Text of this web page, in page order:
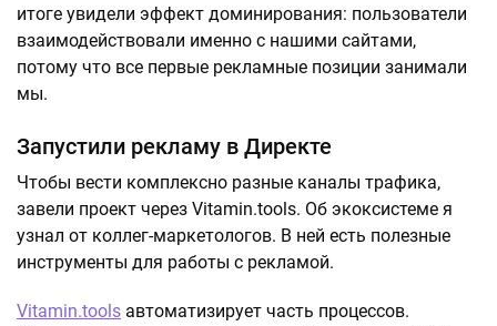
итоге увидели эффект доминирования: пользователи
взаимодействовали именно с нашими сайтами,
потому что все первые рекламные позиции занимали
мы.
Запустили рекламу в Директе
Чтобы вести комплексно разные каналы трафика,
завели проект через Vitamin.tools. Об экоксистеме я
узнал от коллег-маркетологов. В ней есть полезные
инструменты для работы с рекламой.
Vitamin.tools автоматизирует часть процессов.